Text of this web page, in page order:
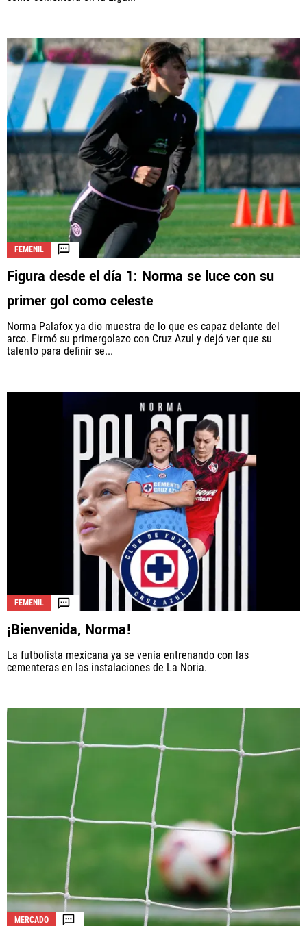
FEMENIL
Figura desde el día 1: Norma se luce con su
primer gol como celeste
Norma Palafox ya dio muestra de lo que es capaz delante del
arco. Firmó su primergolazo con Cruz Azul y dejó ver que su
talento para definir se...
FEMENIL
¡Bienvenida, Norma!
La futbolista mexicana ya se venía entrenando con las
cementeras en las instalaciones de La Noria.
MERCADO